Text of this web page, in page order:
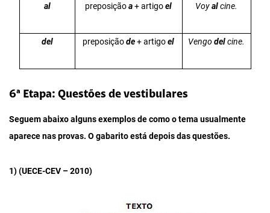
al preposiçãoa+ artigoel Voyalcine.
del preposiçãode+ artigoel Vengodelcine.
6ª Etapa: Questões de vestibulares
Seguem abaixo alguns exemplos de como o tema usualmente
aparece nas provas. O gabarito está depois das questões.
1) (UECE-CEV – 2010)